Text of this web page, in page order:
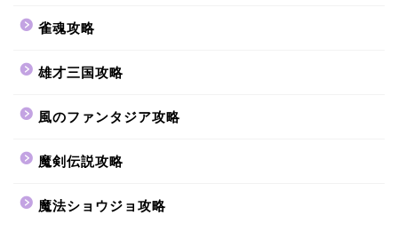
雀魂攻略
雄才三国攻略
風のファンタジア攻略
魔剣伝説攻略
魔法ショウジョ攻略